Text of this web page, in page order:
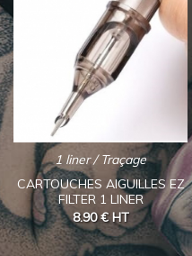
1 liner / Traçage
CARTOUCHES AIGUILLES EZ
FILTER 1 LINER
8.90 €HT